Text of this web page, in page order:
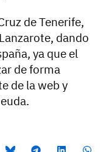
de Tenerife,
dando
ya que el
de forma
de la web y